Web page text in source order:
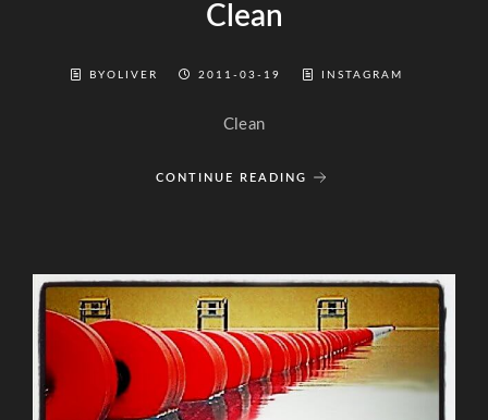
Clean
BYOLIVER 2011-03-19 INSTAGRAM
Clean
CONTINUE READING